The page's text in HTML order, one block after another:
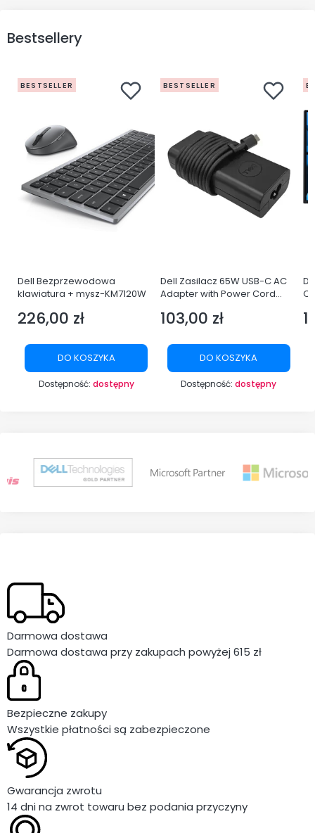
Bestsellery
BESTSELLER
Dell Bezprzewodowa
klawiatura + mysz-KM7120W
Cena
226,00 zł
DO KOSZYKA
Dostępność: dostępny
BESTSELLER
Dell Zasilacz 65W USB-C AC
Adapter with Power Cord
Cena
103,00 zł
DO KOSZYKA
Dostępność:dostępny
Darmowa dostawa
Darmowa dostawa przy zakupach powyżej 615 zł
Bezpieczne zakupy
Wszystkie płatności są zabezpieczone
Gwarancja zwrotu
14 dni na zwrot towaru bez podania przyczyny